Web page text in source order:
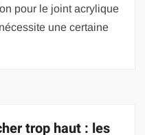
pour le joint acrylique
une certaine
trop haut : les